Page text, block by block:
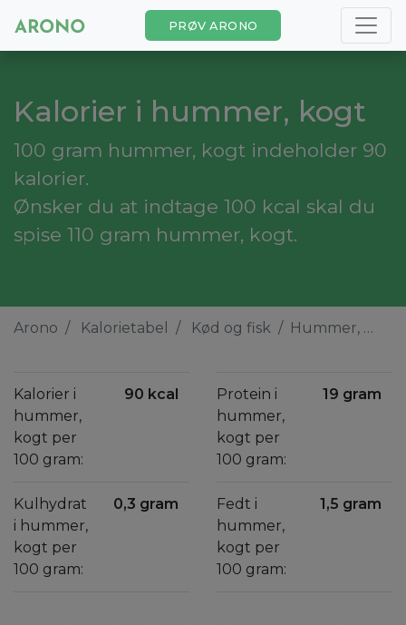
PRØV ARONO
Kalorier i hummer, kogt
100 gram hummer, kogt indeholder 90
kalorier.
Ønsker du at indtage 100 kcal skal du
spise 110 gram hummer, kogt.
Arono Kalorietabel Kød og fisk Hummer, kogt
Kalorier i
hummer,
kogt per
100 gram:
90 kcal
Kulhydrat
i hummer,
kogt per
100 gram:
0,3 gram
Protein i
hummer,
kogt per
100 gram:
19 gram
Fedt i
hummer,
kogt per
100 gram:
1,5 gram